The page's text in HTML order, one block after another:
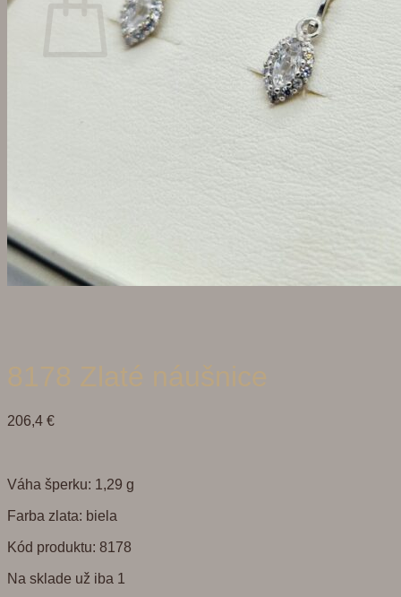
8178 Zlaté náušnice
206,4 €
Váha šperku: 1,29 g
Farba zlata: biela
Kód produktu: 8178
Na sklade už iba 1